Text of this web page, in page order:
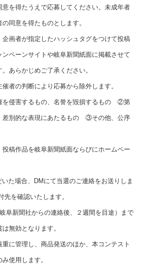
意を得たうえで応募してください。未成年者
同意を得たものとします。
企画者が指定したハッシュタグをつけて投稿
ペーンサイトや岐阜新聞紙面に掲載させて
あらかじめご了承ください。
者の判断により応募から除外します。
侵害するもの、名誉を毀損するもの ②第
差別的な表現にあたるもの ③その他、公序
投稿作品を岐阜新聞紙面ならびにホームペー
いた場合、DMにて当選のご連絡をお送りしま
を確認いたします。
阜新聞社からの連絡後、２週間を目途）まで
無効となります。
重に管理し、商品発送のほか、本コンテスト
使用します。